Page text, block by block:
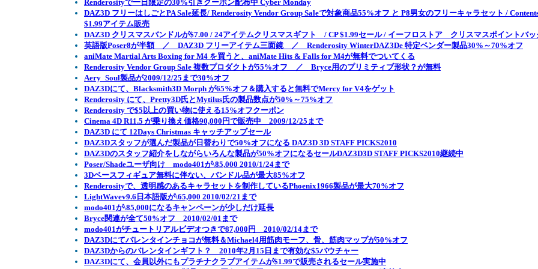
Renderosityで一日限定の30%引きクーポン配布中 Cyber Monday
DAZ3D フリーはしごとPA Sale延長/ Renderosity Vendor Group Saleで対象商品55%オフ と P8男女のフリーキャラセット /
$1.99アイテム販売
DAZ3D クリスマスバンドルが$7.00 / 24アイテムクリスマスギフト / CP $1.99セール / イーフロストア クリスマスポイントバッ
英語版Poser8が半額 ／ DAZ3D フリーアイテム三面鏡 ／ Renderosity WinterDAZ3De 特定ベンダー製品30%～70%オフ
aniMate Martial Arts Boxing for M4 を買うと、aniMate Hits & Falls for M4が無料でついてくる
Renderosity Vendor Group Sale 複数プロダクトが55%オフ ／ Bryce用のプリミティブ形状？が無料
Aery_Soul製品が2009/12/25まで30%オフ
DAZ3Dにて、Blacksmith3D Morph が65%オフ＆購入すると無料でMercy for V4をゲット
Renderosity にて、Pretty3D氏とMytilus氏の製品数点が50%～75%オフ
Renderosity で$5以上の買い物に使える15%オフクーポン
Cinema 4D R11.5 が乗り換え価格90,000円で販売中 2009/12/25まで
DAZ3D にて 12Days Christmas キャッチアップセール
DAZ3Dスタッフが選んだ製品が日替わりで50%オフになる DAZ3D 3D STAFF PICKS2010
DAZ3Dのスタッフ紹介をしながらいろんな製品が50%オフになるセールDAZ3D3D STAFF PICKS2010継続中
Poser/Shadeユーザ向け modo401が\85,000 2010/1/24まで
3Dベースフィギュア無料に伴ない、バンドル品が最大85%オフ
Renderosityで、透明感のあるキャラセットを制作しているPhoenix1966製品が最大70%オフ
LightWavev9.6日本語版が\65,000 2010/02/21まで
modo401が\85,000になるキャンペーンが少しだけ延長
Bryce関連が全て50%オフ 2010/02/01まで
modo401がチュートリアルビデオつきで87,000円 2010/02/14まで
DAZ3Dにてバレンタインチョコが無料＆Michael4用筋肉モーフ、骨、筋肉マップが50%オフ
DAZ3Dからのバレンタインギフト？ 2010年2月15日まで有効な$5バウチャー
DAZ3Dにて、会員以外にもプラチナクラブアイテムが$1.99で販売されるセール実施中